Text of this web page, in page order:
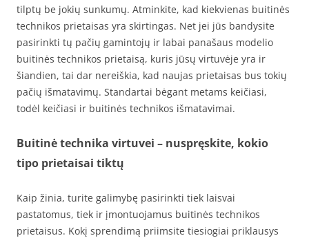
tilptų be jokių sunkumų. Atminkite, kad kiekvienas buitinės
technikos prietaisas yra skirtingas. Net jei jūs bandysite
pasirinkti tų pačių gamintojų ir labai panašaus modelio
buitinės technikos prietaisą, kuris jūsų virtuvėje yra ir
šiandien, tai dar nereiškia, kad naujas prietaisas bus tokių
pačių išmatavimų. Standartai bėgant metams keičiasi,
todėl keičiasi ir buitinės technikos išmatavimai.
Buitinė technika virtuvei – nuspręskite, kokio
tipo prietaisai tiktų
Kaip žinia, turite galimybę pasirinkti tiek laisvai
pastatomus, tiek ir įmontuojamus buitinės technikos
prietaisus. Kokį sprendimą priimsite tiesiogiai priklausys